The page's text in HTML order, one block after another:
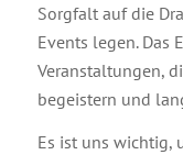
Sorgfalt auf die
Events legen. Das
Veranstaltungen,
begeistern und
Es ist uns wichtig,